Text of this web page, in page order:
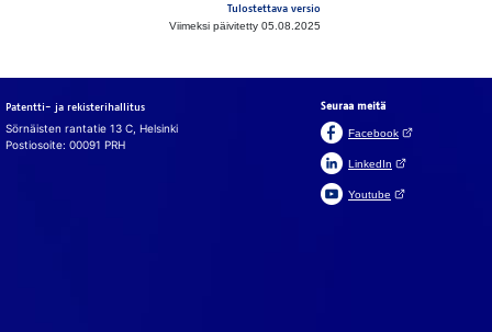
Tulostettava versio
Viimeksi päivitetty 05.08.2025
Patentti- ja rekisterihallitus
Sörnäisten rantatie 13 C, Helsinki
Postiosoite: 00091 PRH
Seuraa meitä
Facebook(Avautuu uuteen
LinkedIn (Avautuu uuteen
Youtube (Avautuu uuteen